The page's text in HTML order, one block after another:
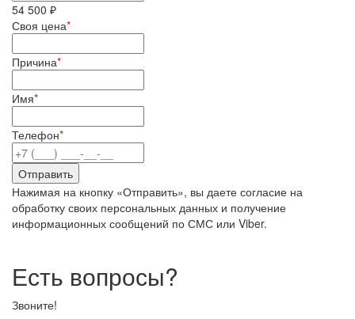
54 500 ₽
Своя цена*
Причина*
Имя*
Телефон*
Нажимая на кнопку «Отправить», вы даете согласие на
обработку своих персональных данных и получение
информационных сообщений по СМС или Viber.
Есть вопросы?
Звоните!